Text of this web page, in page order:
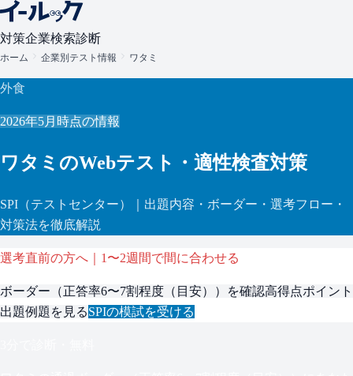
対策企業検索診断
ホーム 企業別テスト情報 ワタミ
外食
2026年5月 時点の情報
ワタミ のWebテスト・適性検査対策
SPI （テストセンター）
｜出題内容・ボーダー・選考フロー・
対策法を徹底解説
選考直前の方へ｜1〜2週間で間に合わせる
ボーダー（正答率6〜7割程度（目安） ）を確認高得点ポイント
出題例題を見るSPIの模試を受ける